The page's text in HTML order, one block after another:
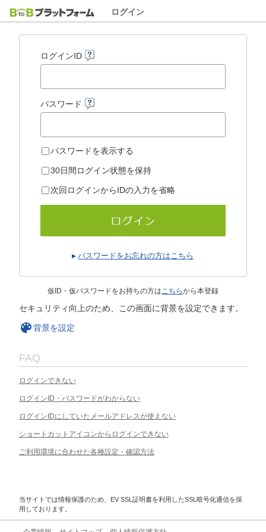
ログイン
ログインID
パスワード
パスワードを表示する
30日間ログイン状態を保持
次回ログインからIDの入力を省略
パスワードをお忘れの方はこちら
仮ID・仮パスワードをお持ちの方はこちらから本登録
セキュリティ向上のため、この画面に背景を設定できます。
背景を設定
FAQ
ログインできない
ログインID・パスワードがわからない
ログインIDにしていたメールアドレスが使えない
ショートカットアイコンからログインできない
ご利用環境に合わせた各種設定・確認方法
当サイトでは情報保護のため、EV SSL証明書を利用したSSL暗号化通信を採
用しております。